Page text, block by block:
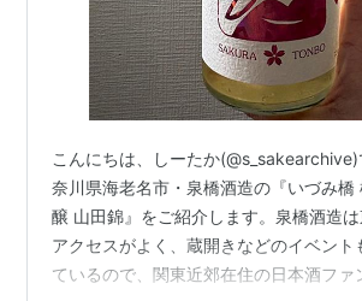
こんにちは、しーたか
奈川県海老名市・泉橋酒造の『いづみ橋
醸 山田錦』をご紹介します。泉橋酒造
アクセスがよく、蔵開きなどのイベント
ているので、関東近郊在住の日本酒ファ